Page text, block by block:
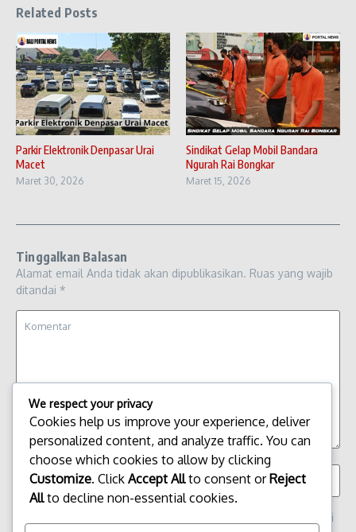
Related Posts
Parkir Elektronik Denpasar Urai
Macet
Maret 30, 2026
Sindikat Gelap Mobil Bandara
Ngurah Rai Bongkar
Maret 15, 2026
Tinggalkan Balasan
Alamat email Anda tidak akan dipublikasikan. Ruas yang wajib
ditandai *
Simpan nama, email, dan situs web saya pada peramban ini
We respect your privacy
Cookies help us improve your experience, deliver
personalized content, and analyze traffic. You can
choose which cookies to allow by clicking
Customize. Click Accept Allto consent orReject
Allto decline non-essential cookies.